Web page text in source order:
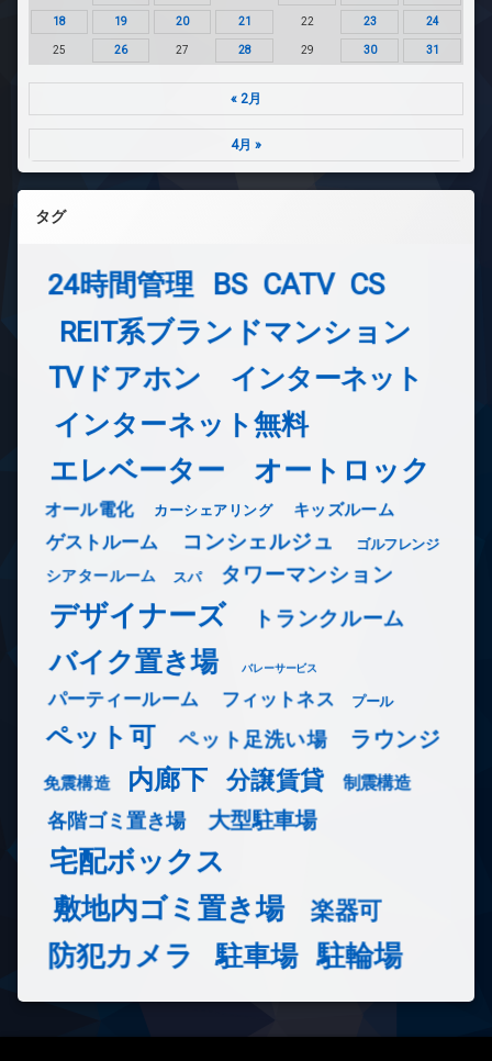
18 19 20 21 22 23 24
25 26 27 28 29 30 31
« 2月
4月 »
タグ
24時間管理 BS CATV CS
REIT系ブランドマンション
TVドアホン
インターネット
インターネット無料
エレベーター オートロック
オール電化 カーシェアリング キッズルーム
ゲストルーム コンシェルジュ ゴルフレンジ
シアタールーム スパ タワーマンション
デザイナーズ トランクルーム
バイク置き場 バレーサービス
パーティールーム フィットネス プール
ペット可 ペット足洗い場 ラウンジ
免震構造 内廊下 分譲賃貸 制震構造
各階ゴミ置き場 大型駐車場
宅配ボックス
敷地内ゴミ置き場
楽器可
防犯カメラ 駐車場 駐輪場